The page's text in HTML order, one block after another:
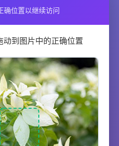
确位置以继续访问
到图片中的正确位置